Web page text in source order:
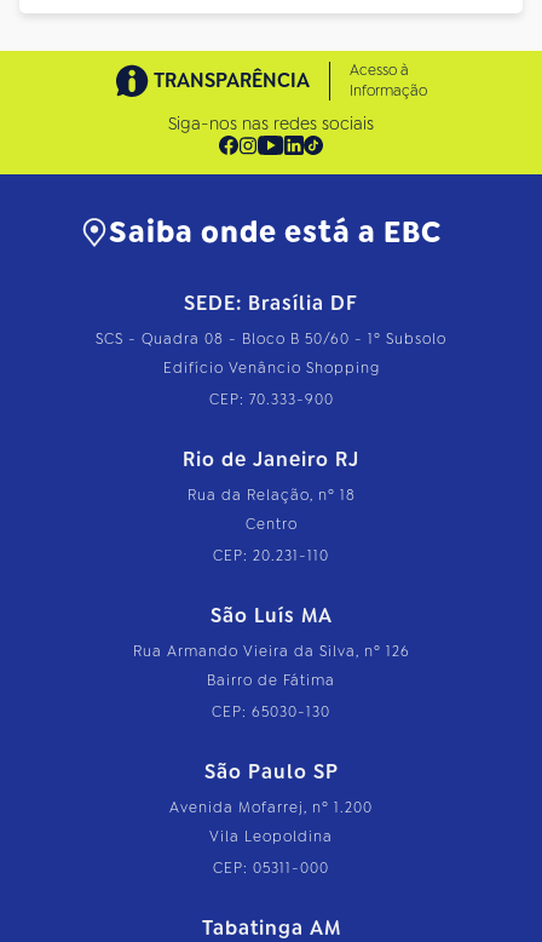
TRANSPARÊNCIA
Acesso à
Informação
Siga-nos nas redes sociais
Saiba onde está a EBC
SEDE: Brasília DF
SCS - Quadra 08 - Bloco B 50/60 - 1º Subsolo
Edifício Venâncio Shopping
CEP: 70.333-900
Rio de Janeiro RJ
Rua da Relação, nº 18
Centro
CEP: 20.231-110
São Luís MA
Rua Armando Vieira da Silva, nº 126
Bairro de Fátima
CEP: 65030-130
São Paulo SP
Avenida Mofarrej, nº 1.200
Vila Leopoldina
CEP: 05311-000
Tabatinga AM